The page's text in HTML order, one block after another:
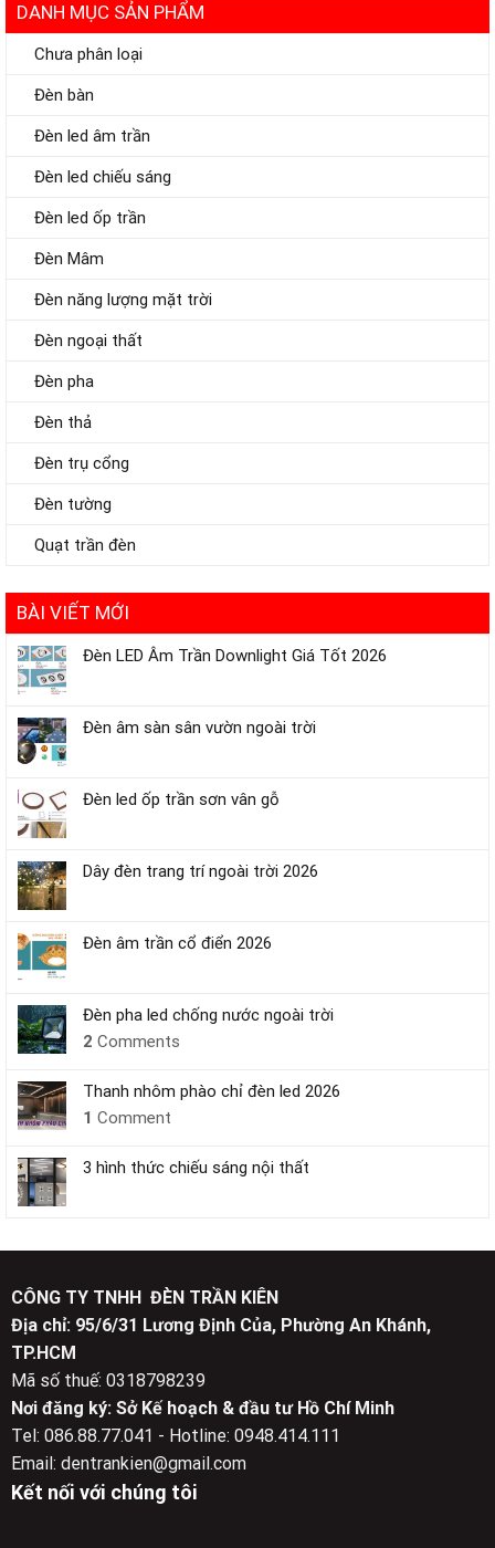
DANH MỤC SẢN PHẨM
Chưa phân loại
Đèn bàn
Đèn led âm trần
Đèn led chiếu sáng
Đèn led ốp trần
Đèn Mâm
Đèn năng lượng mặt trời
Đèn ngoại thất
Đèn pha
Đèn thả
Đèn trụ cổng
Đèn tường
Quạt trần đèn
BÀI VIẾT MỚI
Đèn LED Âm Trần Downlight Giá Tốt 2026
Đèn âm sàn sân vườn ngoài trời
Đèn led ốp trần sơn vân gỗ
Dây đèn trang trí ngoài trời 2026
Đèn âm trần cổ điển 2026
Đèn pha led chống nước ngoài trời
2 Comments
Thanh nhôm phào chỉ đèn led 2026
1 Comment
3 hình thức chiếu sáng nội thất
CÔNG TY TNHH ĐÈN TRẦN KIÊN
Địa chỉ: 95/6/31 Lương Định Của, Phường An Khánh,
TP.HCM
Mã số thuế: 0318798239
Nơi đăng ký: Sở Kế hoạch & đầu tư Hồ Chí Minh
Tel: 086.88.77.041 - Hotline: 0948.414.111
Email: dentrankien@gmail.com
Kết nối với chúng tôi